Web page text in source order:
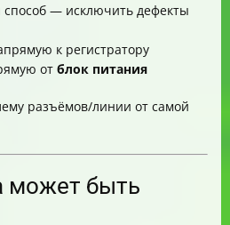
— исключить дефекты
к регистратору
от блок питания
разъёмов/линии от самой
может быть